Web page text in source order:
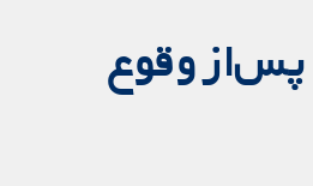
پس‌از وقوع